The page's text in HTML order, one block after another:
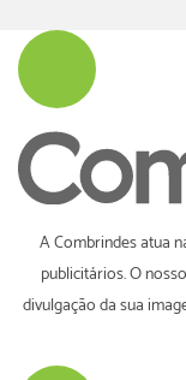
A Combrindes atua
publicitários. O
divulgação da sua